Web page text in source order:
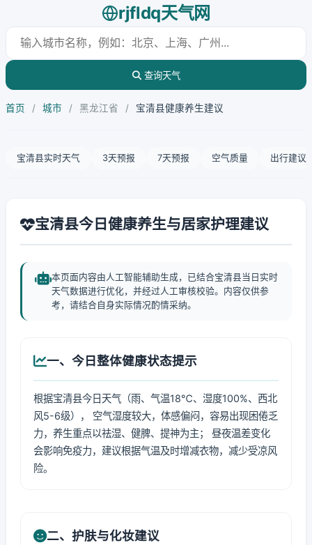
rjfldq天气网
查询天气
首页 / 城市 / 黑龙江省 / 宝清县健康养生建议
宝清县实时天气 3天预报 7天预报 空气质量 出行建议
宝清县今日健康养生与居家护理建议
本页面内容由人工智能辅助生成，已结合宝清县当日实时
天气数据进行优化，并经过人工审核校验。内容仅供参
考，请结合自身实际情况酌情采纳。
一、今日整体健康状态提示
根据宝清县今日天气（雨、气温18℃、湿度100%、西北
风5-6级）， 空气湿度较大，体感偏闷，容易出现困倦乏
力，养生重点以祛湿、健脾、提神为主； 昼夜温差变化
会影响免疫力，建议根据气温及时增减衣物，减少受凉风
险。
二、护肤与化妆建议